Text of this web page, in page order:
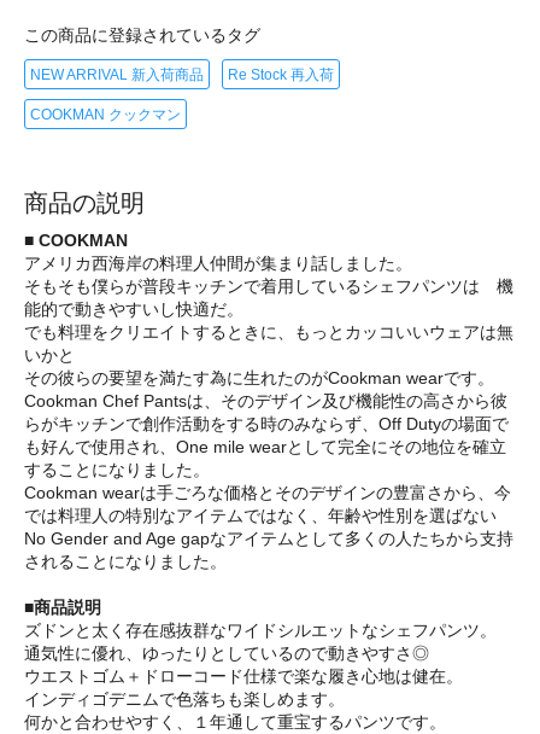
この商品に登録されているタグ
NEW ARRIVAL 新入荷商品 Re Stock 再入荷
COOKMAN クックマン
商品の説明
■ COOKMAN
アメリカ西海岸の料理人仲間が集まり話しました。
そもそも僕らが普段キッチンで着用しているシェフパンツは 機
能的で動きやすいし快適だ。
でも料理をクリエイトするときに、もっとカッコいいウェアは無
いかと
その彼らの要望を満たす為に生れたのがCookman wearです。
Cookman Chef Pantsは、そのデザイン及び機能性の高さから彼
らがキッチンで創作活動をする時のみならず、Off Dutyの場面で
も好んで使用され、One mile wearとして完全にその地位を確立
することになりました。
Cookman wearは手ごろな価格とそのデザインの豊富さから、今
では料理人の特別なアイテムではなく、年齢や性別を選ばない
No Gender and Age gapなアイテムとして多くの人たちから支持
されることになりました。
■商品説明
ズドンと太く存在感抜群なワイドシルエットなシェフパンツ。
通気性に優れ、ゆったりとしているので動きやすさ◎
ウエストゴム＋ドローコード仕様で楽な履き心地は健在。
インディゴデニムで色落ちも楽しめます。
何かと合わせやすく、１年通して重宝するパンツです。